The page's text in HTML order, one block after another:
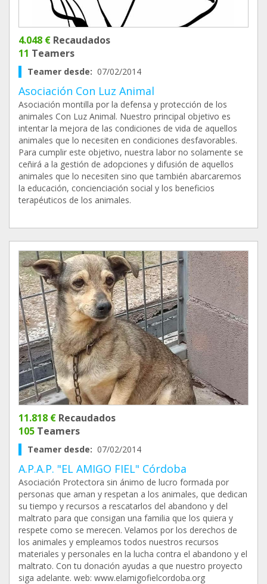
4.048 € Recaudados
11 Teamers
Teamer desde: 07/02/2014
Asociación Con Luz Animal
Asociación montilla por la defensa y protección de los
animales Con Luz Animal. Nuestro principal objetivo es
intentar la mejora de las condiciones de vida de aquellos
animales que lo necesiten en condiciones desfavorables.
Para cumplir este objetivo, nuestra labor no solamente se
ceñirá a la gestión de adopciones y difusión de aquellos
animales que lo necesiten sino que también abarcaremos
la educación, concienciación social y los beneficios
terapéuticos de los animales.
11.818 € Recaudados
105 Teamers
Teamer desde: 07/02/2014
A.P.A.P. "EL AMIGO FIEL" Córdoba
Asociación Protectora sin ánimo de lucro formada por
personas que aman y respetan a los animales, que dedican
su tiempo y recursos a rescatarlos del abandono y del
maltrato para que consigan una familia que los quiera y
respete como se merecen. Velamos por los derechos de
los animales y empleamos todos nuestros recursos
materiales y personales en la lucha contra el abandono y el
maltrato. Con tu donación ayudas a que nuestro proyecto
siga adelante. web: www.elamigofielcordoba.org